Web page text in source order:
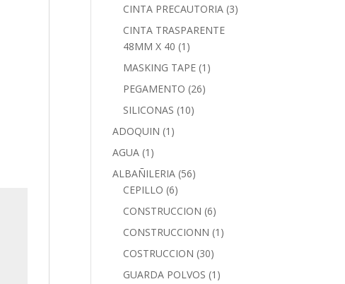
CINTA PRECAUTORIA (3)
CINTA TRASPARENTE
48MM X 40 (1)
MASKING TAPE (1)
PEGAMENTO (26)
SILICONAS (10)
ADOQUIN (1)
AGUA (1)
ALBAÑILERIA (56)
CEPILLO (6)
CONSTRUCCION (6)
CONSTRUCCIONN (1)
COSTRUCCION (30)
GUARDA POLVOS (1)